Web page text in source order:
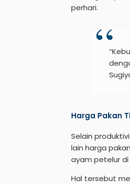
perhari.
Harga Pakan
Selain
lain harga
ayam petelur di
Hal tersebut